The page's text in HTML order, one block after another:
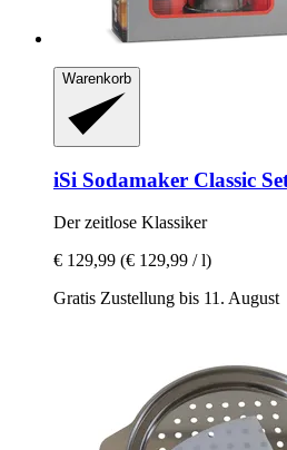
Warenkorb
iSi Sodamaker Classic
Der zeitlose Klassiker
€ 129,99 (€ 129,99 / l)
Gratis Zustellung bis 11. August